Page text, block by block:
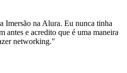
Imersão na Alura. Eu nunca tinha
antes e acredito que é uma maneira
networking."